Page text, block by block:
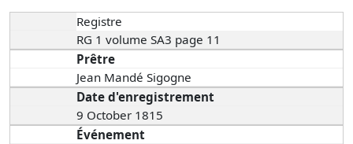
Registre
RG 1 volume SA3 page 11
Prêtre
Jean Mandé Sigogne
Date d'enregistrement
9 October 1815
Événement